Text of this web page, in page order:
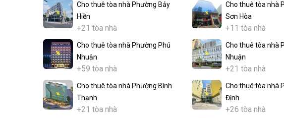
Cho thuê tòa nhà Phường Bảy
Hiền
+21 tòa nhà
Cho thuê tòa nhà
Sơn Hòa
+11 tòa nhà
Cho thuê tòa nhà Phường Phú
Nhuận
+59 tòa nhà
Cho thuê tòa nhà
Nhuận
+21 tòa nhà
Cho thuê tòa nhà Phường Bình
Thạnh
+21 tòa nhà
Cho thuê tòa nhà
Định
+26 tòa nhà